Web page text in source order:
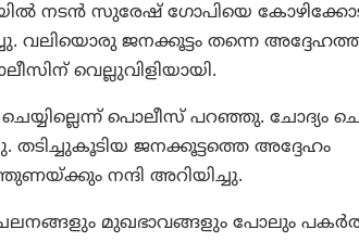
നടൻ സുരേഷ് ഗോപിയെ
വലിയൊരു ജനക്കൂട്ടം തന്നെ
വെല്ലുവിളിയായി.
പൊലീസ് പറഞ്ഞു. ചോദ്യം
തടിച്ചുകൂടിയ ജനക്കൂട്ടത്തെ അദ്ദേഹം
നന്ദി അറിയിച്ചു.
ചലനങ്ങളും മുഖഭാവങ്ങളും പോലും